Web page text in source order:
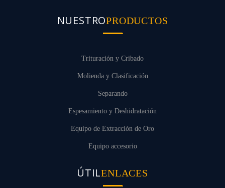
NUESTROPRODUCTOS
Trituración y Cribado
Molienda y Clasificación
Separando
Espesamiento y Deshidratación
Equipo de Extracción de Oro
Equipo accesorio
ÚTILENLACES